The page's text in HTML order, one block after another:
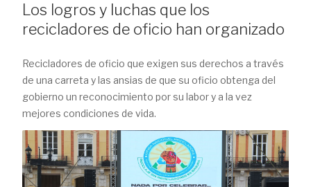
Los logros y luchas que los
recicladores de oficio han organizado
Recicladores de oficio que exigen sus derechos a través
de una carreta y las ansias de que su oficio obtenga del
gobierno un reconocimiento por su labor y a la vez
mejores condiciones de vida.